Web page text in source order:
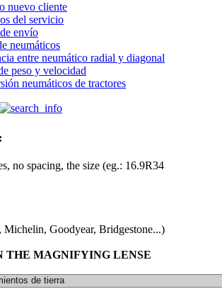
nuevo cliente
del servicio
envío
neumáticos
entre neumático radial y diagonal
peso y velocidad
neumáticos de tractores
no spacing, the size (eg.: 16.9R34
Michelin, Goodyear, Bridgestone...)
THE MAGNIFYING LENSE